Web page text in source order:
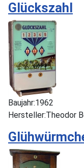
Glückszahl
Baujahr:1962
Hersteller:Theodor